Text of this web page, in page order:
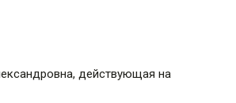
действующая на